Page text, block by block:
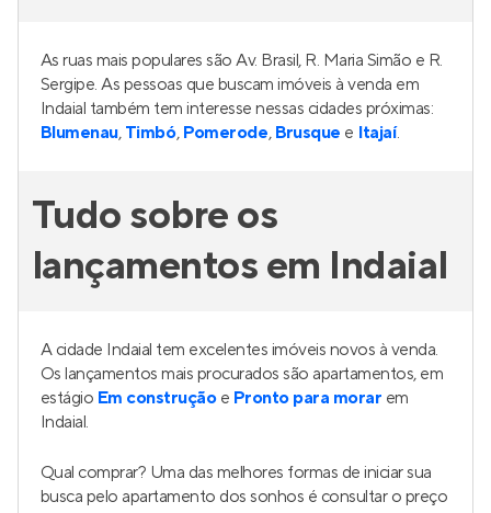
As ruas mais populares são Av. Brasil, R. Maria Simão e R.
Sergipe. As pessoas que buscam imóveis à venda em
Indaial também tem interesse nessas cidades próximas:
Blumenau, Timbó, Pomerode, Brusque e Itajaí.
Tudo sobre os
lançamentos em Indaial
A cidade Indaial tem excelentes imóveis novos à venda.
Os lançamentos mais procurados são apartamentos, em
estágio Em construçãoe Pronto para morar em
Indaial.
Qual comprar? Uma das melhores formas de iniciar sua
busca pelo apartamento dos sonhos é consultar o preço